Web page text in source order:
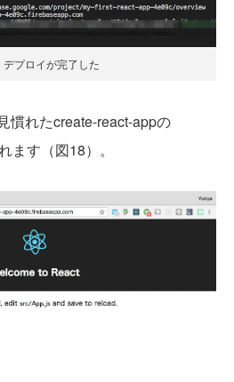
デプロイが完了した
慣れたcreate-react-appの
ます（図18）。